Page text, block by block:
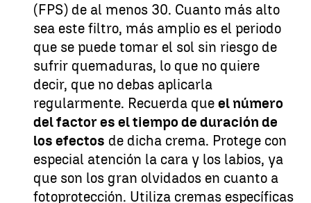
(FPS) de al menos 30. Cuanto más alto
sea este filtro, más amplio es el periodo
que se puede tomar el sol sin riesgo de
sufrir quemaduras, lo que no quiere
decir, que no debas aplicarla
regularmente. Recuerda que el número
del factor es el tiempo de duración de
los efectos de dicha crema. Protege con
especial atención la cara y los labios, ya
que son los gran olvidados en cuanto a
fotoprotección. Utiliza cremas específicas